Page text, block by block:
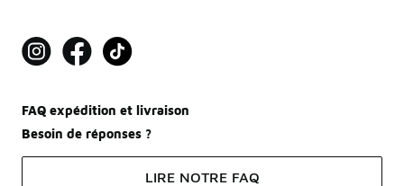
FAQ expédition et livraison
Besoin de réponses ?
LIRE NOTRE FAQ